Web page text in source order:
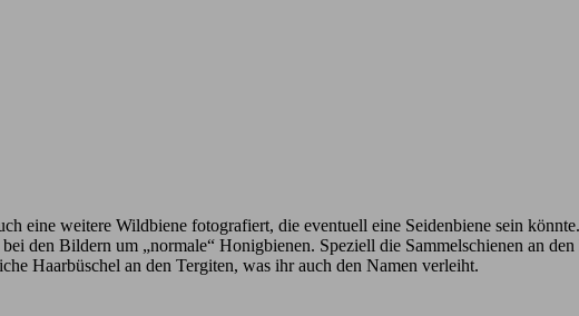
eine weitere Wildbiene fotografiert, die eventuell eine Seidenbiene sein
den Bildern um „normale“ Honigbienen. Speziell die Sammelschienen an
Haarbüschel an den Tergiten, was ihr auch den Namen verleiht.